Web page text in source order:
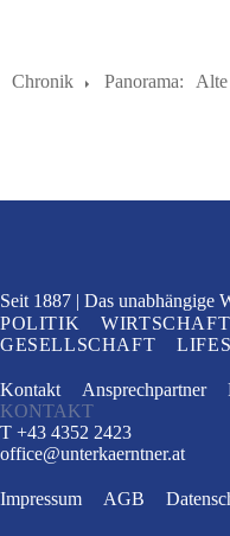
Chronik Panorama: Alte
Seit 1887 Das unabhängige
POLITIK
WIRTSCHAFT
GESELLSCHAFT
Kontakt Ansprechpartner
KONTAKT
T +43 4352 2423
office@unterkaerntner.at
Impressum AGB